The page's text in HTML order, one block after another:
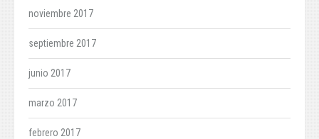
noviembre 2017
septiembre 2017
junio 2017
marzo 2017
febrero 2017